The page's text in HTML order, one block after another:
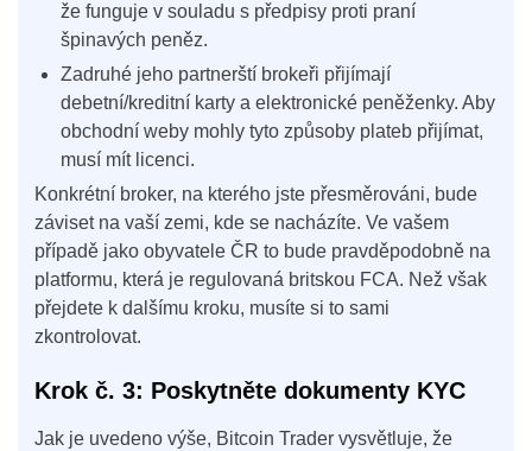
že funguje v souladu s předpisy proti praní
špinavých peněz.
Zadruhé jeho partnerští brokeři přijímají
debetní/kreditní karty a elektronické peněženky. Aby
obchodní weby mohly tyto způsoby plateb přijímat,
musí mít licenci.
Konkrétní broker, na kterého jste přesměrováni, bude
záviset na vaší zemi, kde se nacházíte. Ve vašem
případě jako obyvatele ČR to bude pravděpodobně na
platformu, která je regulovaná britskou FCA. Než však
přejdete k dalšímu kroku, musíte si to sami
zkontrolovat.
Krok č. 3: Poskytněte dokumenty KYC
Jak je uvedeno výše, Bitcoin Trader vysvětluje, že